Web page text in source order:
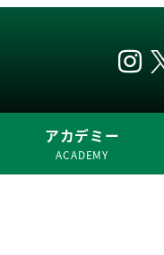
アカデミー
ACADEMY